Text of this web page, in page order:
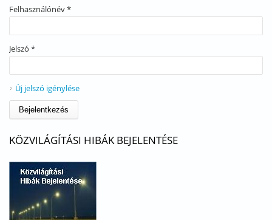
Felhasználónév*
Jelszó *
Új jelszó igénylése
KÖZVILÁGÍTÁSI HIBÁK BEJELENTÉSE